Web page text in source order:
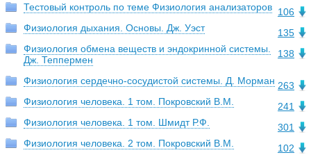
106
Тестовый контроль по теме Физиология анализаторов
135
Физиология дыхания. Основы. Дж. Уэст
138
Физиология обмена веществ и эндокринной системы.
Дж. Теппермен
263
Физиология сердечно-сосудистой системы. Д. Морман
241
Физиология человека. 1 том. Покровский В.М.
301
Физиология человека. 1 том. Шмидт Р.Ф.
102
Физиология человека. 2 том. Покровский В.М.